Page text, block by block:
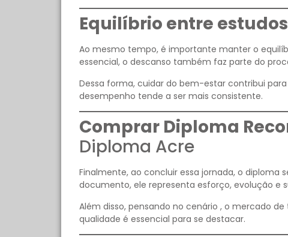
Equilíbrio entre
Ao mesmo tempo, é importante manter o
essencial, o descanso também faz parte do
Dessa forma, cuidar do bem-estar contribui
desempenho tende a ser mais consistente.
Comprar Diploma
Diploma Acre
Finalmente, ao concluir essa jornada, o diploma
documento, ele representa esforço, evolução e
Além disso, pensando no cenário , o mercado
qualidade é essencial para se destacar.